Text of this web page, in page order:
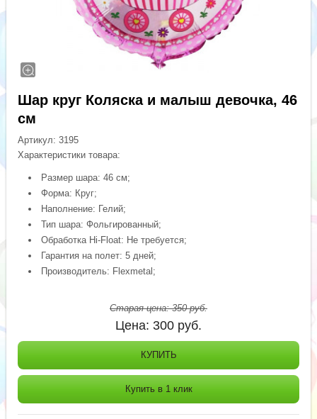
Шар круг Коляска и малыш девочка, 46
см
Артикул:3195
Характеристики товара:
Размер шара: 46 см;
Форма: Круг;
Наполнение: Гелий;
Тип шара: Фольгированный;
Обработка Hi-Float: Не требуется;
Гарантия на полет: 5 дней;
Производитель: Flexmetal;
Старая цена:350руб.
Цена: 300 руб.
КУПИТЬ
Купить в 1 клик